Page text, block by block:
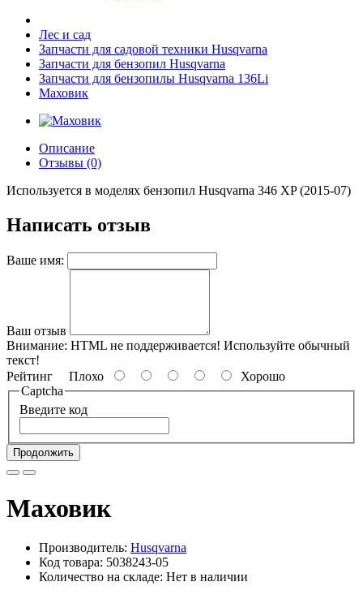
Лес и сад
Запчасти для садовой техники Husqvarna
Запчасти для бензопил Husqvarna
Запчасти для бензопилы Husqvarna 136Li
Маховик
Описание
Отзывы (0)
Используется в моделях бензопил Husqvarna 346 XP (2015-07)
Написать отзыв
Ваше имя:
Ваш отзыв
Внимание: HTML не поддерживается! Используйте обычный
текст!
Рейтинг Плохо
Хорошо
Captcha
Введите код
Продолжить
Маховик
Производитель: Husqvarna
Код товара: 5038243-05
Количество на складе: Нет в наличии